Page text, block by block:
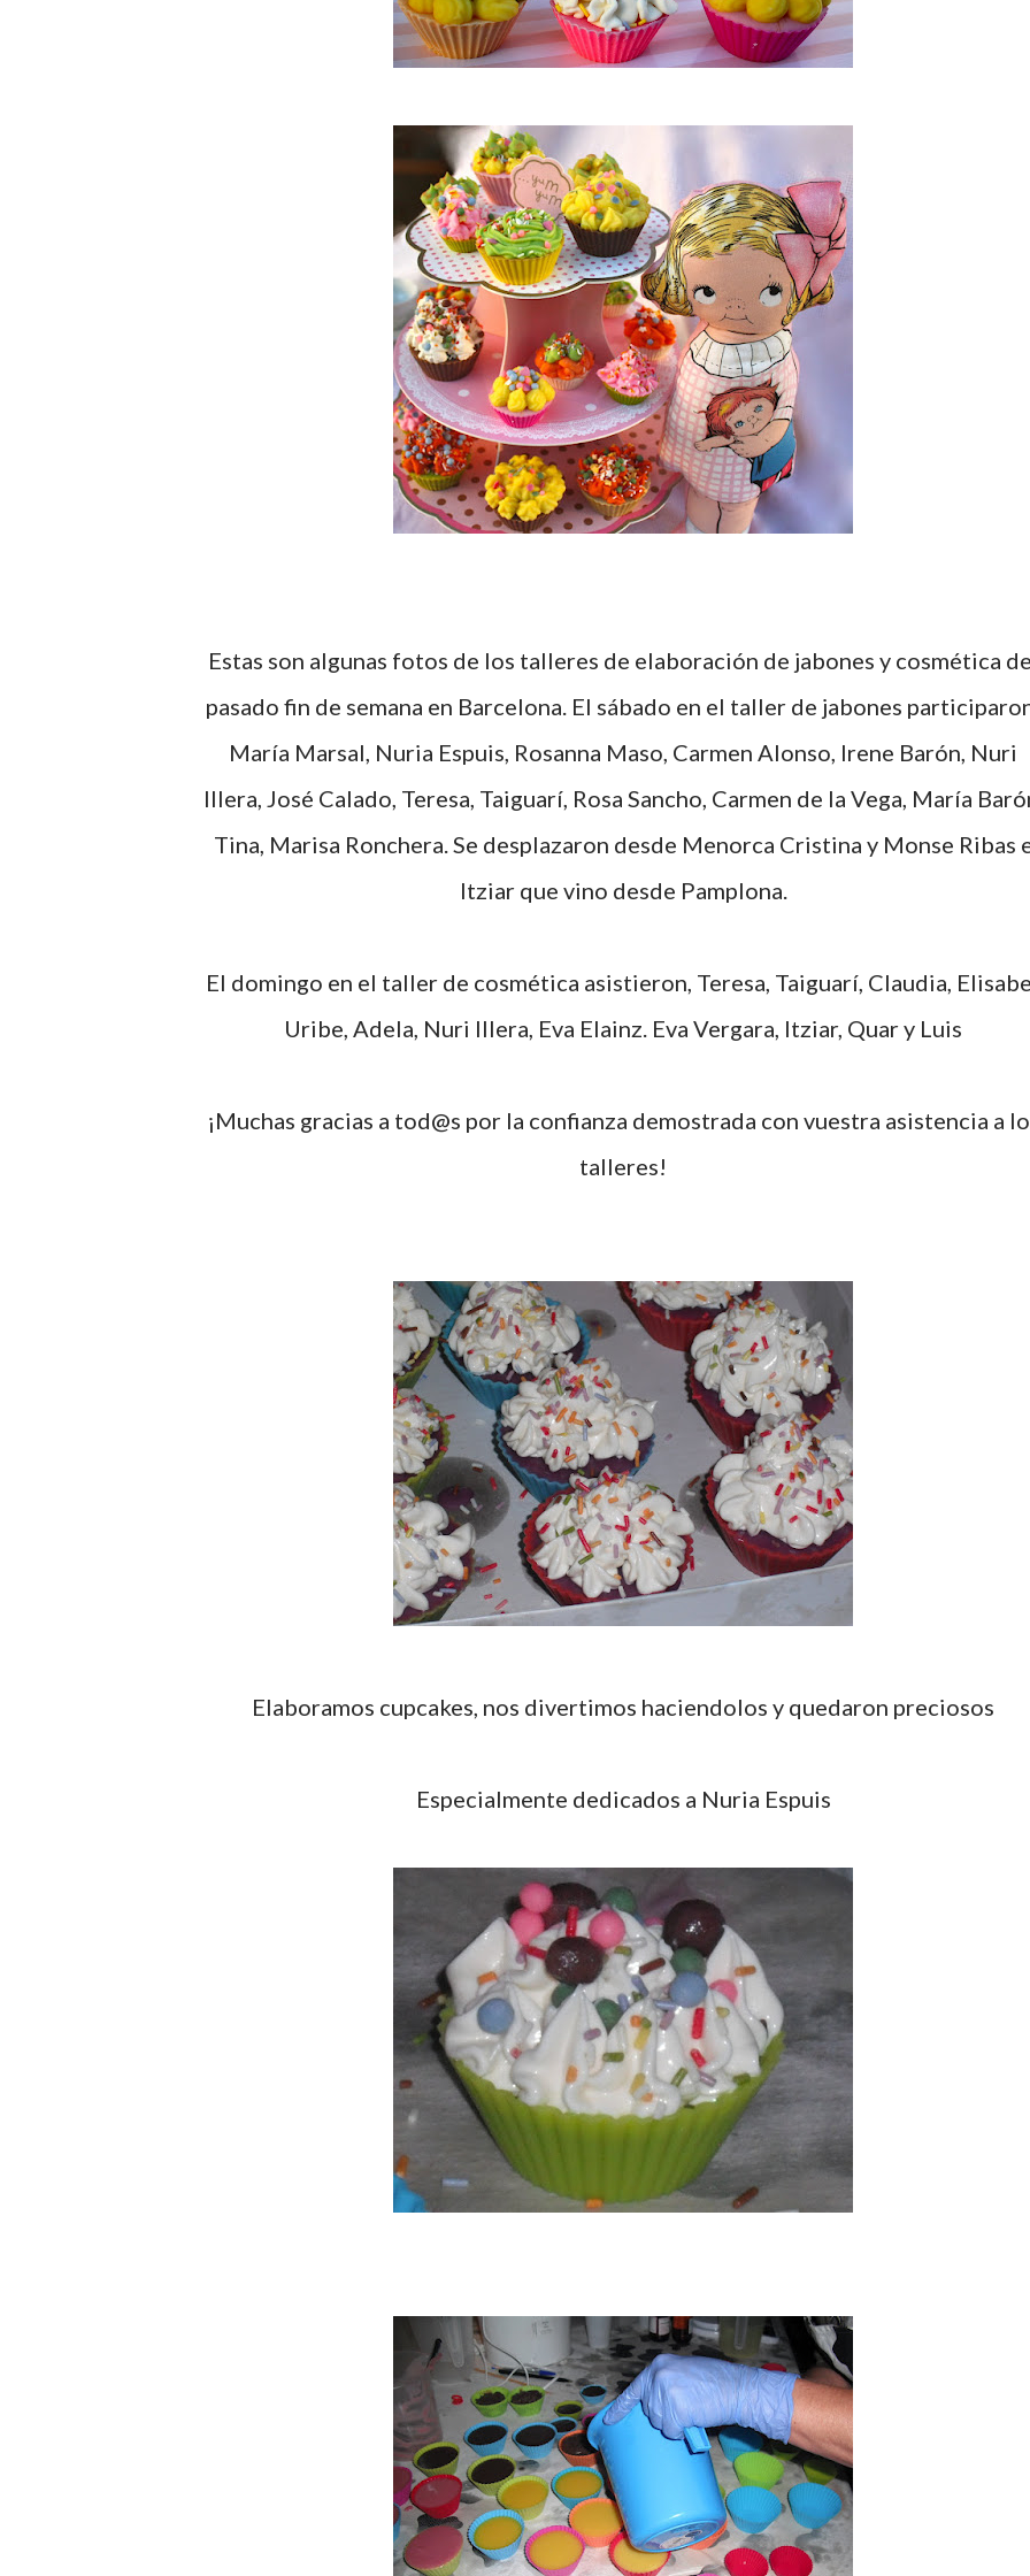
Estas son algunas fotos de los talleres de elaboración de jabones y cosmética del
pasado fin de semana en Barcelona. El sábado en el taller de jabones
María Marsal, Nuria Espuis, Rosanna Maso, Carmen Alonso, Irene Barón, Nuri
Illera, José Calado, Teresa, Taiguarí, Rosa Sancho, Carmen de la Vega, María
Tina, Marisa Ronchera. Se desplazaron desde Menorca Cristina y Monse Ribas
Itziar que vino desde Pamplona.
El domingo en el taller de cosmética asistieron, Teresa, Taiguarí, Claudia,
Uribe, Adela, Nuri Illera, Eva Elainz. Eva Vergara, Itziar, Quar y Luis
¡Muchas gracias a tod@s por la confianza demostrada con vuestra asistencia a
talleres!
Elaboramos cupcakes, nos divertimos haciendolos y quedaron preciosos
Especialmente dedicados a Nuria Espuis